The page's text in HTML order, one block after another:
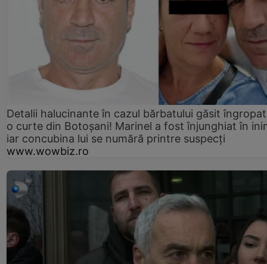
Detalii halucinante în cazul bărbatului găsit
o curte din Botoșani! Marinel a fost înjunghiat în
iar concubina lui se numără printre suspecți
www.wowbiz.ro